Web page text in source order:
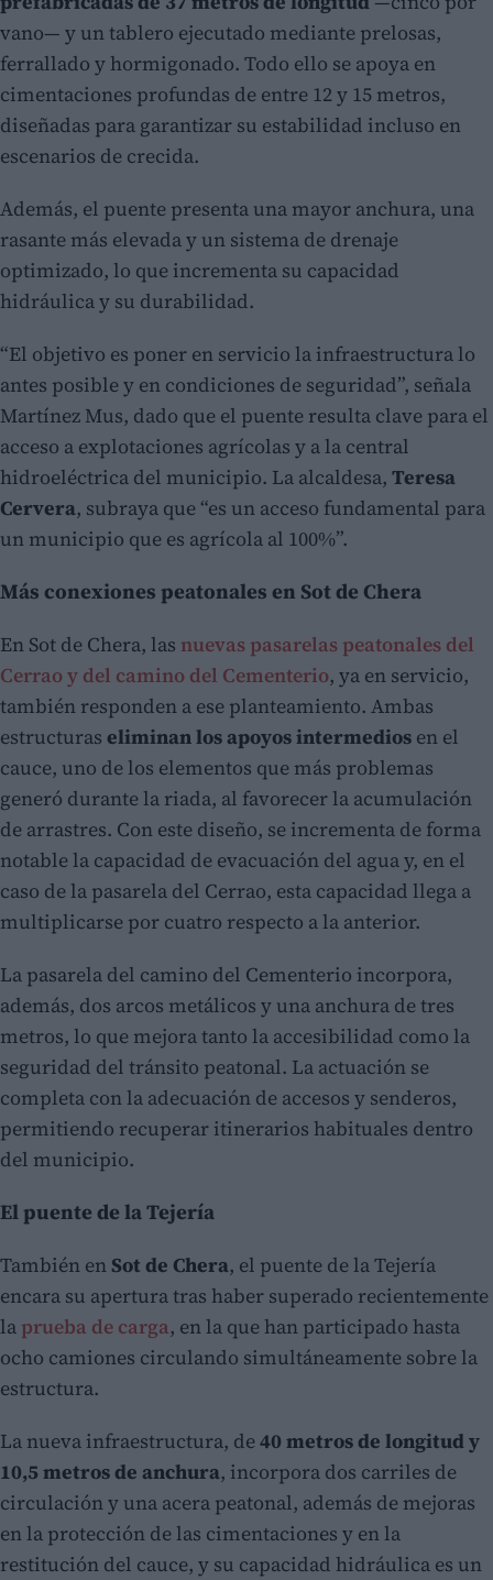
vano— y un tablero ejecutado mediante prelosas,
ferrallado y hormigonado. Todo ello se apoya en
cimentaciones profundas de entre 12 y 15 metros,
diseñadas para garantizar su estabilidad incluso en
escenarios de crecida.
Además, el puente presenta una mayor anchura, una
rasante más elevada y un sistema de drenaje
optimizado, lo que incrementa su capacidad
hidráulica y su durabilidad.
“El objetivo es poner en servicio la infraestructura lo
antes posible y en condiciones de seguridad”, señala
Martínez Mus, dado que el puente resulta clave para el
acceso a explotaciones agrícolas y a la central
hidroeléctrica del municipio. La alcaldesa, Teresa
Cervera, subraya que “es un acceso fundamental para
un municipio que es agrícola al 100%”.
Más conexiones peatonales en Sot de Chera
En Sot de Chera, las nuevas pasarelas peatonales del
Cerrao y del camino del Cementerio, ya en servicio,
también responden a ese planteamiento. Ambas
estructuras eliminan los apoyos intermedios en el
cauce, uno de los elementos que más problemas
generó durante la riada, al favorecer la acumulación
de arrastres. Con este diseño, se incrementa de forma
notable la capacidad de evacuación del agua y, en el
caso de la pasarela del Cerrao, esta capacidad llega a
multiplicarse por cuatro respecto a la anterior.
La pasarela del camino del Cementerio incorpora,
además, dos arcos metálicos y una anchura de tres
metros, lo que mejora tanto la accesibilidad como la
seguridad del tránsito peatonal. La actuación se
completa con la adecuación de accesos y senderos,
permitiendo recuperar itinerarios habituales dentro
del municipio.
El puente de la Tejería
También en Sot de Chera, el puente de la Tejería
encara su apertura tras haber superado recientemente
la prueba de carga, en la que han participado hasta
ocho camiones circulando simultáneamente sobre la
estructura.
La nueva infraestructura, de40 metros de longitud y
10,5 metros de anchura, incorpora dos carriles de
circulación y una acera peatonal, además de mejoras
en la protección de las cimentaciones y en la
restitución del cauce, y su capacidad hidráulica es un